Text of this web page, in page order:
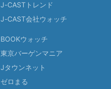
J-CASTトレンド
J-CAST会社ウォッチ
BOOKウォッチ
東京バーゲンマニア
Jタウンネット
ゼロまる